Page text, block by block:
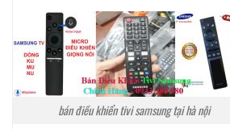
bán điều khiển tivi samsung tại hà nội